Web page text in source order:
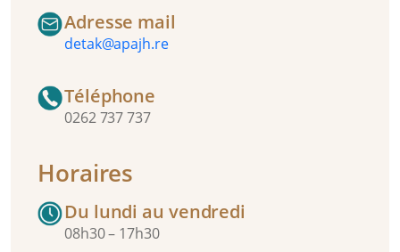
Adresse mail
detak@apajh.re
Téléphone
0262 737 737
Horaires
Du lundi au vendredi
08h30 – 17h30